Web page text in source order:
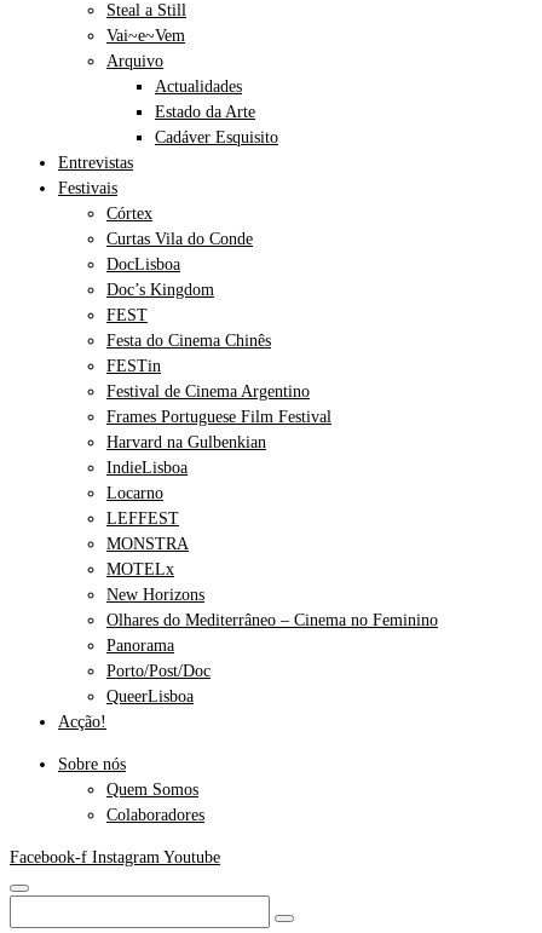
Steal a Still
Vai~e~Vem
Arquivo
Actualidades
Estado da Arte
Cadáver Esquisito
Entrevistas
Festivais
Córtex
Curtas Vila do Conde
DocLisboa
Doc’s Kingdom
FEST
Festa do Cinema Chinês
FESTin
Festival de Cinema Argentino
Frames Portuguese Film Festival
Harvard na Gulbenkian
IndieLisboa
Locarno
LEFFEST
MONSTRA
MOTELx
New Horizons
Olhares do Mediterrâneo – Cinema no Feminino
Panorama
Porto/Post/Doc
QueerLisboa
Acção!
Sobre nós
Quem Somos
Colaboradores
Facebook-f Instagram Youtube